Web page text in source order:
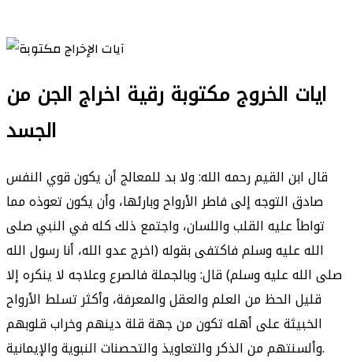
ايات الخروج مكتوبة رقية اخراج الجن من
الجسد
قال ابن القيم رحمه الله: ولا بد للمعالج أن يكون قوي النفس
صادق التوجه إلى فاطر الأرواح وبارئها، وأن يكون تعوذه مما
تواطأ عليه القلب واللسان، واجتمع ذلك كله في النبي صلى
الله عليه وسلم فاكتفى بقوله (اخرج عدو الله، أنا رسول الله
صلى الله عليه وسلم) قال: وبالجملة فالصرع وعلاجه لا ينكره إلا
قليل الحظ من العلم والعقل والمعرفة، وأكثر تسلط الأرواح
الخبيثة على أهله تكون من جهة قلة دينهم وخراب قلوبهم
وألسنتهم من الذكر والتعاويذ والتحصنات النبوية والإيمانية.